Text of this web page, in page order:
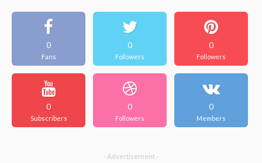
0
Fans
0
Followers
0
Followers
0
Subscribers
0
Followers
0
Members
- Advertisement -